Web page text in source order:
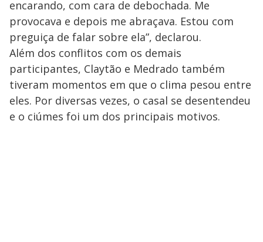
encarando, com cara de debochada. Me
provocava e depois me abraçava. Estou com
preguiça de falar sobre ela”, declarou.
Além dos conflitos com os demais
participantes, Claytão e Medrado também
tiveram momentos em que o clima pesou entre
eles. Por diversas vezes, o casal se desentendeu
e o ciúmes foi um dos principais motivos.